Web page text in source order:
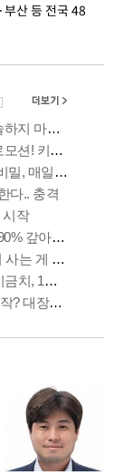
산 등 전국 48